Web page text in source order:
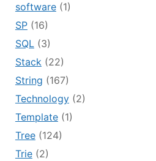
software(1)
SP(16)
SQL(3)
Stack(22)
String (167)
Technology(2)
Template(1)
Tree(124)
Trie(2)